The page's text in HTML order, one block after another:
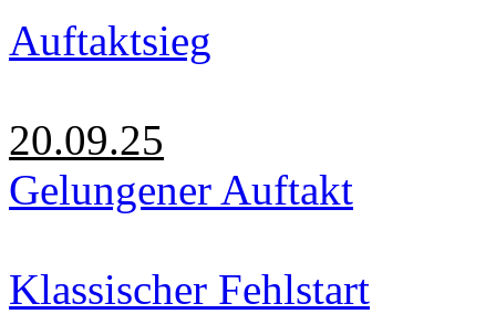
Auftaktsieg
20.09.25
Gelungener Auftakt
Klassischer Fehlstart